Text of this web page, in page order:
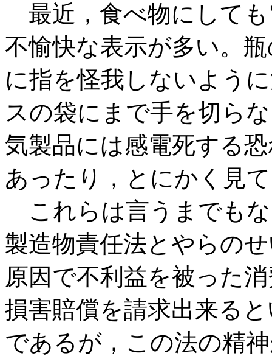
最近，食べ物にして
不愉快な表示が多い。
に指を怪我しないよう
スの袋にまで手を切ら
気製品には感電死する
あったり，とにかく見
これらは言うまでも
製造物責任法とやらの
原因で不利益を被った
損害賠償を請求出来る
であるが，この法の精